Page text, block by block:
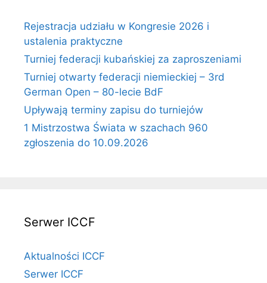
Rejestracja udziału w Kongresie 2026 i
ustalenia praktyczne
Turniej federacji kubańskiej za zaproszeniami
Turniej otwarty federacji niemieckiej – 3rd
German Open – 80-lecie BdF
Upływają terminy zapisu do turniejów
1 Mistrzostwa Świata w szachach 960
zgłoszenia do 10.09.2026
Serwer ICCF
Aktualności ICCF
Serwer ICCF